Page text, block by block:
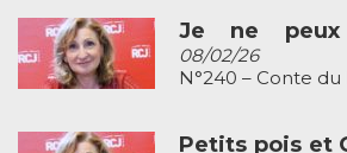
Je ne peux
08/02/26
N°240 – Conte
Petits pois et